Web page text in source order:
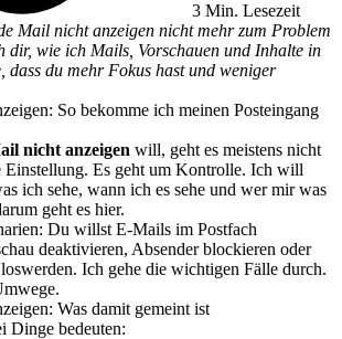
3 Min. Lesezeit
Mail nicht anzeigen nicht mehr zum Problem
dir, wie ich Mails, Vorschauen und Inhalte in
dass du mehr Fokus hast und weniger
So bekomme ich meinen Posteingang
nicht anzeigen will, geht es meistens nicht
Einstellung. Es geht um Kontrolle. Ich will
ich sehe, wann ich es sehe und wer mir was
geht es hier.
Du willst E-Mails im Postfach
deaktivieren, Absender blockieren oder
Ich gehe die wichtigen Fälle durch.
Was damit gemeint ist
Dinge bedeuten: